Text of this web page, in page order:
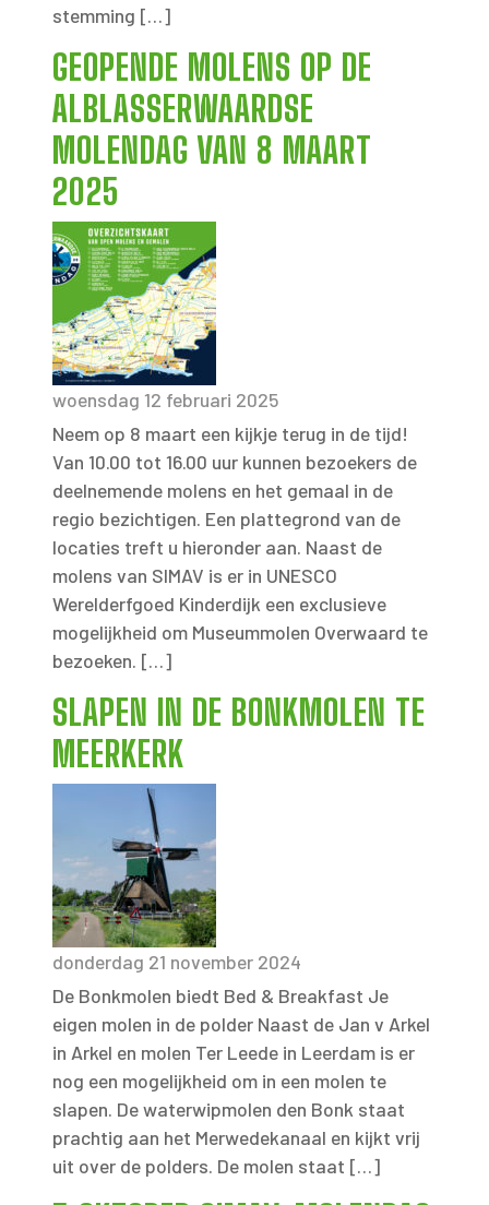
stemming […]
GEOPENDE MOLENS OP DE
ALBLASSERWAARDSE
MOLENDAG VAN 8 MAART
2025
woensdag 12 februari 2025
Neem op 8 maart een kijkje terug in de tijd!
Van 10.00 tot 16.00 uur kunnen bezoekers de
deelnemende molens en het gemaal in de
regio bezichtigen. Een plattegrond van de
locaties treft u hieronder aan. Naast de
molens van SIMAV is er in UNESCO
Werelderfgoed Kinderdijk een exclusieve
mogelijkheid om Museummolen Overwaard te
bezoeken. […]
SLAPEN IN DE BONKMOLEN TE
MEERKERK
donderdag 21 november 2024
De Bonkmolen biedt Bed & Breakfast Je
eigen molen in de polder Naast de Jan v Arkel
in Arkel en molen Ter Leede in Leerdam is er
nog een mogelijkheid om in een molen te
slapen. De waterwipmolen den Bonk staat
prachtig aan het Merwedekanaal en kijkt vrij
uit over de polders. De molen staat […]